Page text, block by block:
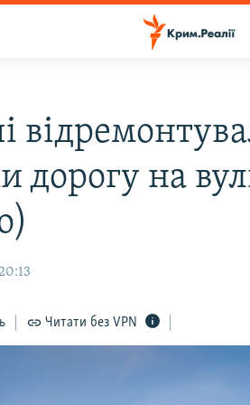
дорогу на
Читати без VPN